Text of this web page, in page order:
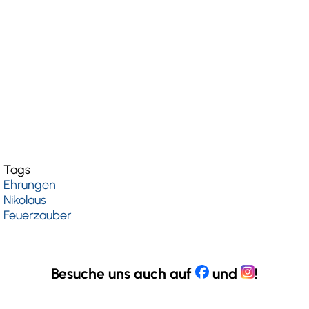
Tags
Ehrungen
Nikolaus
Feuerzauber
Besuche uns auch auf und !